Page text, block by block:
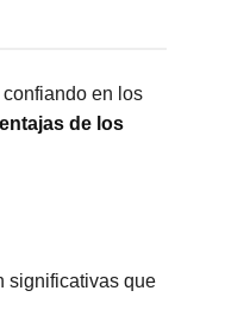
en los
de los
significativas que